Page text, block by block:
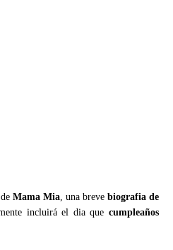
Mama Mia, una breve biografia de
incluirá el dia quecumpleaños